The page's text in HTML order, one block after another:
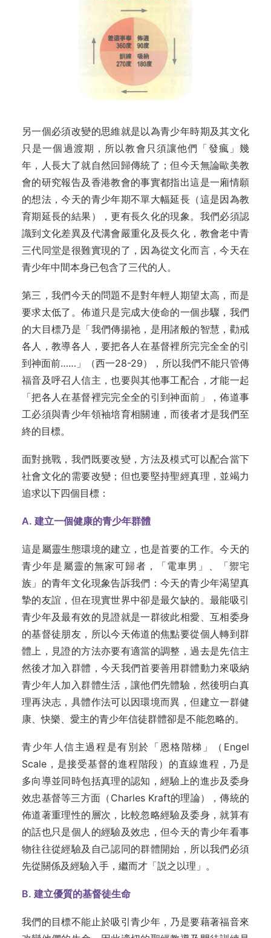
另一個必須改變的思維就是以為青少年時期及其文化
只是一個過渡期，所以教會只須讓他們「發瘋」幾
年，人長大了就自然回歸傳統了；但今天無論歐美教
會的研究報告及香港教會的事實都指出這是一廂情願
的想法，今天的青少年期不單大幅延長（這是因為教
育期延長的結果），更有長久化的現象。我們必須認
識到文化差異及代溝會嚴重化及長久化，教會老中青
三代同堂是很難實現的了，因為從文化而言，今天在
青少年中間本身已包含了三代的人。
第三，我們今天的問題不是對年輕人期望太高，而是
要求太低了。佈道只是完成大使命的一個步驟，我們
的大目標乃是「我們傳揚祂，是用諸般的智慧，勸戒
各人，教導各人，要把各人在基督裡所完完全全的引
到神面前……」（西一28-29），所以我們不能只管傳
福音及呼召人信主，也要與其他事工配合，才能一起
「把各人在基督裡完完全全的引到神面前」，佈道事
工必須與青少年領袖培育相關連，而後者才是我們至
終的目標。
面對挑戰，我們既要改變，方法及模式可以配合當下
社會文化的需要改變；但也要堅持聖經真理，並竭力
追求以下四個目標：
A. 建立一個健康的青少年群體
這是屬靈生態環境的建立，也是首要的工作。今天的
青少年是屬靈的無家可歸者，「電車男」、「禦宅
族」的青年文化現象告訴我們：今天的青少年渴望真
摯的友誼，但在現實世界中卻是最欠缺的。最能吸引
青少年及最有效的見證就是一群彼此相愛、互相委身
的基督徒朋友，所以今天佈道的焦點要從個人轉到群
體上，見證的方法亦要有適當的調整，過去是先信主
然後才加入群體，今天我們首要善用群體動力來吸納
青少年人加入群體生活，讓他們先體驗，然後明白真
理再決志，具體作法可以因環境而異，但建立一群健
康、快樂、愛主的青少年信徒群體卻是不能忽略的。
青少年人信主過程是有別於「恩格階梯」（Engel
Scale，是接受基督的進程階段）的直線進程，乃是
多向導並同時包括真理的認知，經驗上的進步及委身
效忠基督等三方面（Charles Kraft的理論），傳統的
佈道著重理性的層次，比較忽略經驗及委身，就算有
的話也只是個人的經驗及效忠，但今天的青少年看事
物往往從經驗及自己認同的群體開始，所以我們必須
先從關係及經驗入手，繼而才「説之以理」。
B. 建立優質的基督徒生命
我們的目標不能止於吸引青少年，乃是要藉著福音來